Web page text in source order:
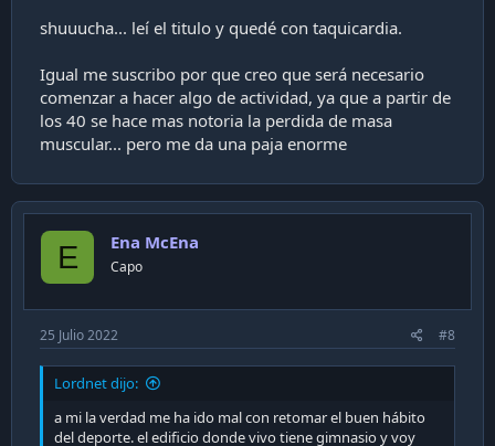
shuuucha... leí el titulo y quedé con taquicardia.
Igual me suscribo por que creo que será necesario
comenzar a hacer algo de actividad, ya que a partir de
los 40 se hace mas notoria la perdida de masa
muscular... pero me da una paja enorme
E Ena McEna
Capo
25 Julio 2022 #8
Lordnet dijo:
a mi la verdad me ha ido mal con retomar el buen hábito
del deporte. el edificio donde vivo tiene gimnasio y voy